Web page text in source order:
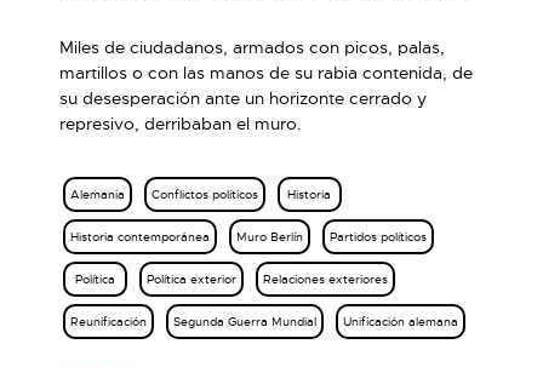
Miles de ciudadanos, armados con picos, palas,
martillos o con las manos de su rabia contenida, de
su desesperación ante un horizonte cerrado y
represivo, derribaban el muro.
Alemania Conflictos políticos Historia
Historia contemporánea Muro Berlín Partidos políticos
Política Política exterior Relaciones exteriores
Reunificación Segunda Guerra Mundial Unificación alemana